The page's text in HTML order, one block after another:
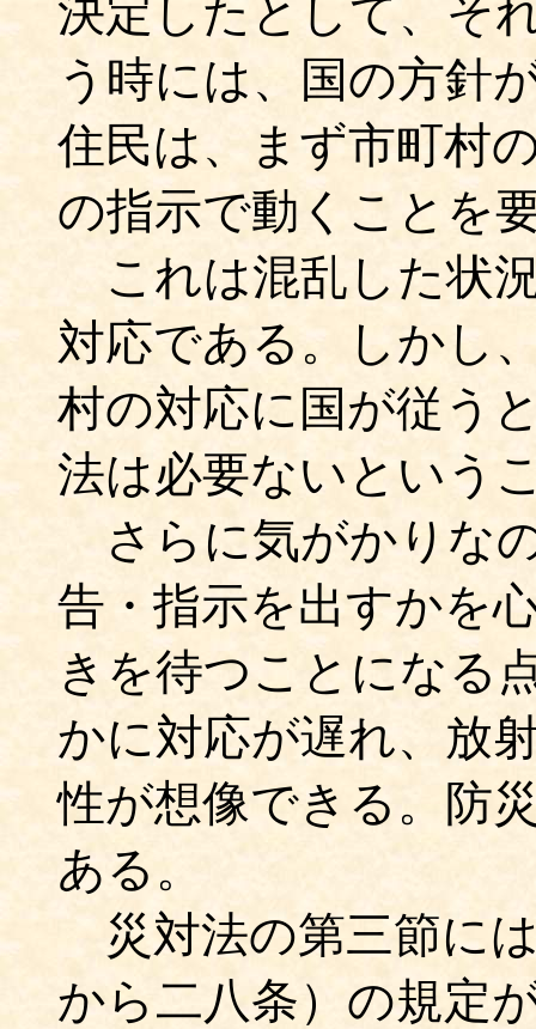
決定したとして、そ
う時には、国の方針
住民は、まず市町村
の指示で動くことを
これは混乱した状
対応である。しかし
村の対応に国が従う
法は必要ないという
さらに気がかりな
告・指示を出すかを
きを待つことになる
かに対応が遅れ、放
性が想像できる。防
ある。
災対法の第三節に
から二八条）の規定